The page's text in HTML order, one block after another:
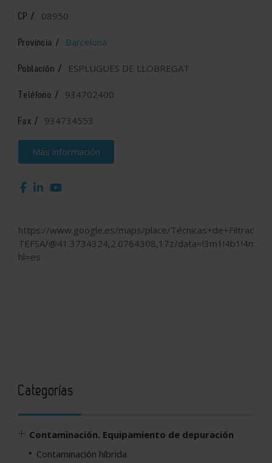
CP / 08950
Provincia / Barcelona
Población / ESPLUGUES DE LLOBREGAT
Teléfono / 934702400
Fax / 934734553
Más información
https://www.google.es/maps/place/
TEFSA/@41.3734324,2.0764308,17z/
hl=es
Categorías
Contaminación. Equipamiento de depuración
Contaminación híbrida